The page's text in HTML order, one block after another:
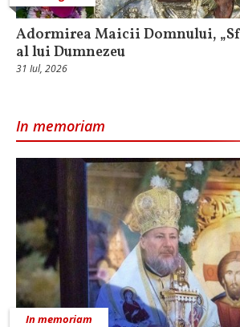
Adormirea Maicii Domnului,
al lui Dumnezeu
31 Iul, 2026
In memoriam
In memoriam